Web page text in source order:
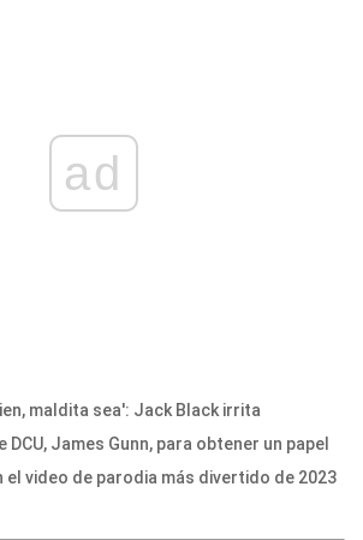
ad
maldita sea': Jack Black irrita
DCU, James Gunn, para obtener un papel
el video de parodia más divertido de 2023